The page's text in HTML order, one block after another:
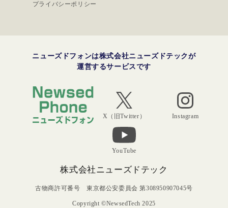
プライバシーポリシー
ニューズドフォンは株式会社ニューズドテックが
運営するサービスです
X（旧Twitter） Instagram
YouTube
株式会社ニューズドテック
古物商許可番号 東京都公安委員会 第308950907045号
Copyright ©NewsedTech 2025